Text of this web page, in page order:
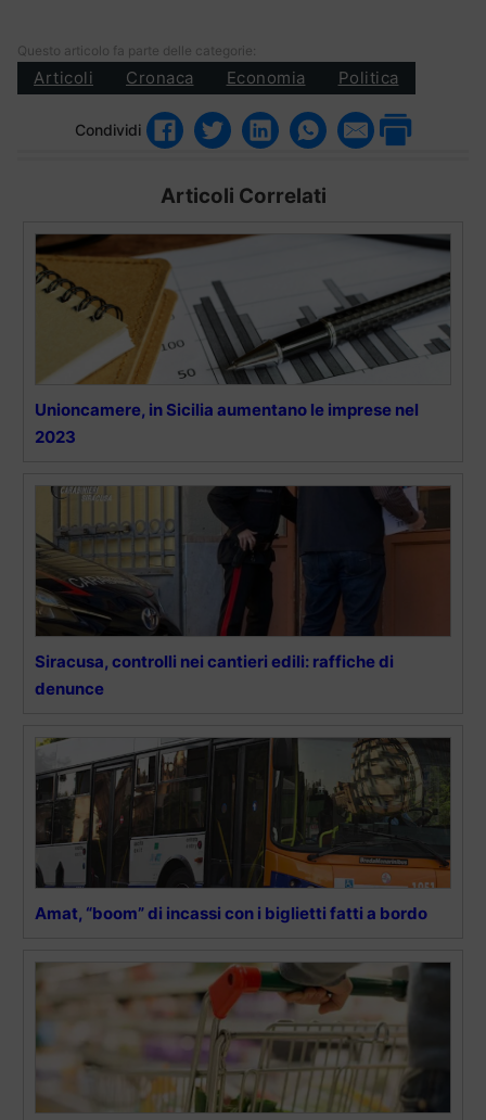
Questo articolo fa parte delle categorie:
Articoli Cronaca Economia Politica
Condividi
Articoli Correlati
Unioncamere, in Sicilia aumentano le imprese nel
2023
Siracusa, controlli nei cantieri edili: raffiche di
denunce
Amat, “boom” di incassi con i biglietti fatti a bordo